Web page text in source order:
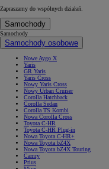
Zapraszamy do wspólnych działań.
Samochody
Samochody
Samochody osobowe
Nowe Aygo X
Yaris
GR Yaris
Yaris Cross
Nowy Yaris Cross
Nowy Urban Cruiser
Corolla Hatchback
Corolla Sedan
Corolla TS Kombi
Nowa Corolla Cross
Toyota C-HR
Toyota C-HR Plug-in
Nowa Toyota C-HR+
Nowa Toyota bZ4X
Nowa Toyota bZ4X Touring
Camry
Prius